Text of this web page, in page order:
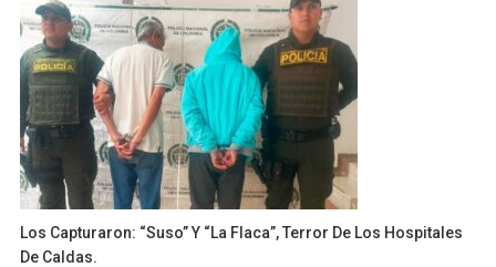
Los Capturaron: “Suso” Y “La Flaca”, Terror De Los Hospitales
De Caldas.